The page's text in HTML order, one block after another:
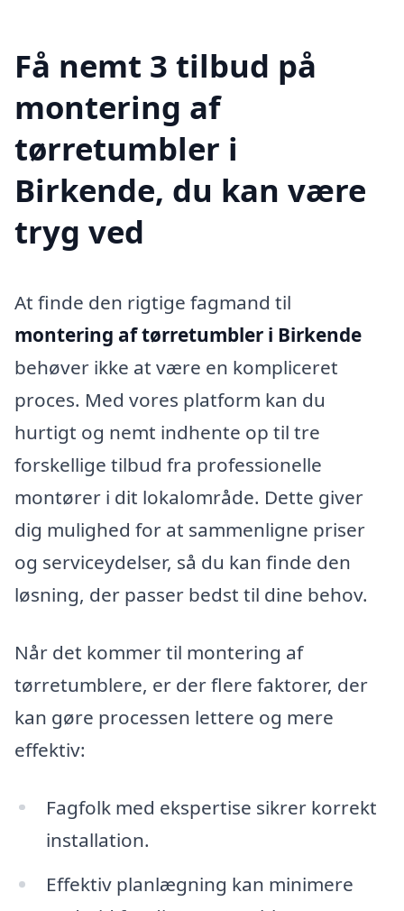
Få nemt 3 tilbud på
montering af
tørretumbler i
Birkende, du kan være
tryg ved
At finde den rigtige fagmand til
montering af tørretumbler i Birkende
behøver ikke at være en kompliceret
proces. Med vores platform kan du
hurtigt og nemt indhente op til tre
forskellige tilbud fra professionelle
montører i dit lokalområde. Dette giver
dig mulighed for at sammenligne priser
og serviceydelser, så du kan finde den
løsning, der passer bedst til dine behov.
Når det kommer til montering af
tørretumblere, er der flere faktorer, der
kan gøre processen lettere og mere
effektiv:
Fagfolk med ekspertise sikrer korrekt
installation.
Effektiv planlægning kan minimere